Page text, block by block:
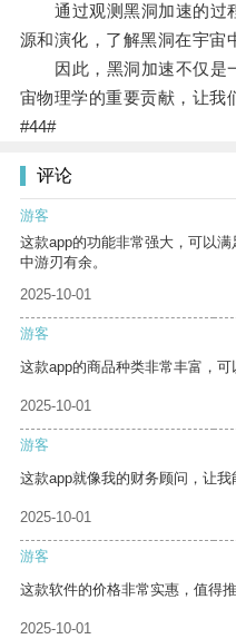
通过观测黑洞加速的过
源和演化，了解黑洞在宇宙
因此，黑洞加速不仅是
宙物理学的重要贡献，让我
#44#
评论
游客
这款app的功能非常强大，可以
中游刃有余。
2025-10-01
游客
这款app的商品种类非常丰富，可
2025-10-01
游客
这款app就像我的财务顾问，让我
2025-10-01
游客
这款软件的价格非常实惠，值得推
2025-10-01